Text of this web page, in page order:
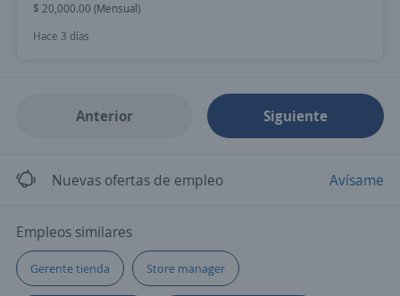
$ 20,000.00 (Mensual)
Hace 3 días
Anterior Siguiente
Nuevas ofertas de empleo Avísame
Empleos similares
Gerente tienda Store manager